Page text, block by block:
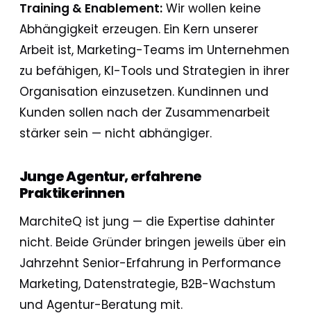
Training & Enablement: Wir wollen keine
Abhängigkeit erzeugen. Ein Kern unserer
Arbeit ist, Marketing-Teams im Unternehmen
zu befähigen, KI-Tools und Strategien in ihrer
Organisation einzusetzen. Kundinnen und
Kunden sollen nach der Zusammenarbeit
stärker sein — nicht abhängiger.
Junge Agentur, erfahrene
Praktikerinnen
MarchiteQ ist jung — die Expertise dahinter
nicht. Beide Gründer bringen jeweils über ein
Jahrzehnt Senior-Erfahrung in Performance
Marketing, Datenstrategie, B2B-Wachstum
und Agentur-Beratung mit.